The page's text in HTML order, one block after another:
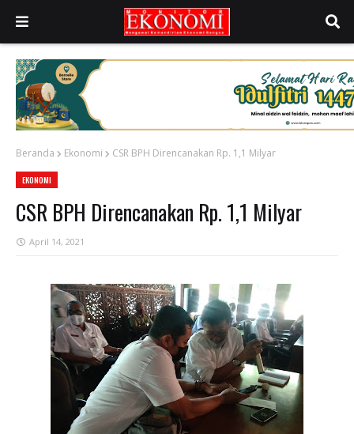
Beranda Ekonomi CSR BPH Direncanakan Rp. 1,1 Milyar
EKONOMI
CSR BPH Direncanakan Rp. 1,1 Milyar
April 14, 2021